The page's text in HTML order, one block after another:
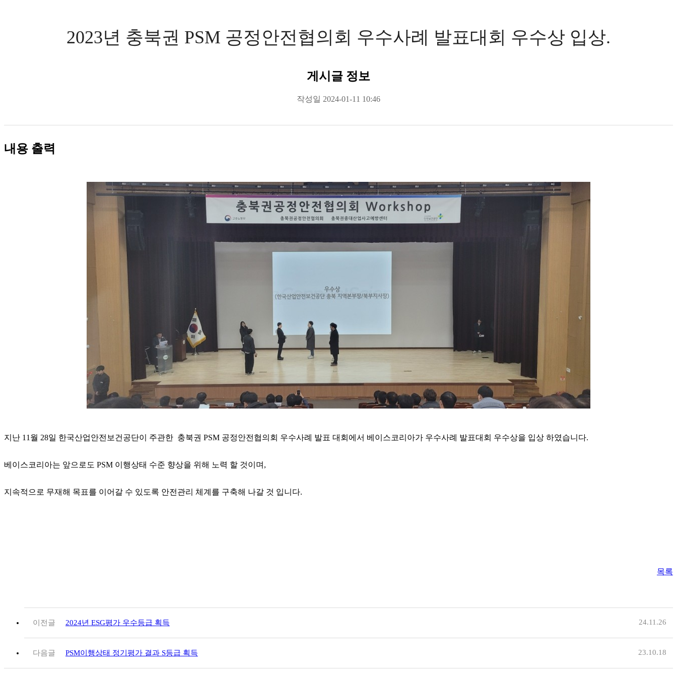
2023년 충북권 PSM 공정안전협의회 우수사례 발표대회 우수상 입상.
게시글 정보
작성일 2024-01-11 10:46
내용 출력
지난 11월 28일 한국산업안전보건공단이 주관한 충북권 PSM 공정안전협의회 우수사례 발표 대회에서 베이스코리아가 우수사례 발표대회 우수상을 입상 하였습니다.
베이스코리아는 앞으로도 PSM 이행상태 수준 향상을 위해 노력 할 것이며,
지속적으로 무재해 목표를 이어갈 수 있도록 안전관리 체계를 구축해 나갈 것 입니다.
목록
이전글 2024년 ESG평가 우수등급 획득 24.11.26
다음글 PSM이행상태 정기평가 결과 S등급 획득 23.10.18